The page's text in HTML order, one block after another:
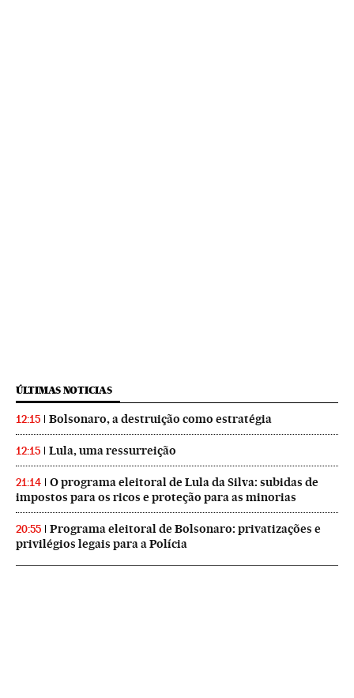
ÚLTIMAS NOTICIAS
12:15 Bolsonaro, a destruição como estratégia
12:15 Lula, uma ressurreição
21:14
O programa eleitoral de Lula da Silva: subidas de
impostos para os ricos e proteção para as minorias
20:55
Programa eleitoral de Bolsonaro: privatizações e
privilégios legais para a Polícia